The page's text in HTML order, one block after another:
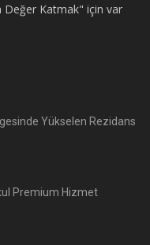
Değer Katmak" için var
Yükselen Rezidans
Premium Hizmet